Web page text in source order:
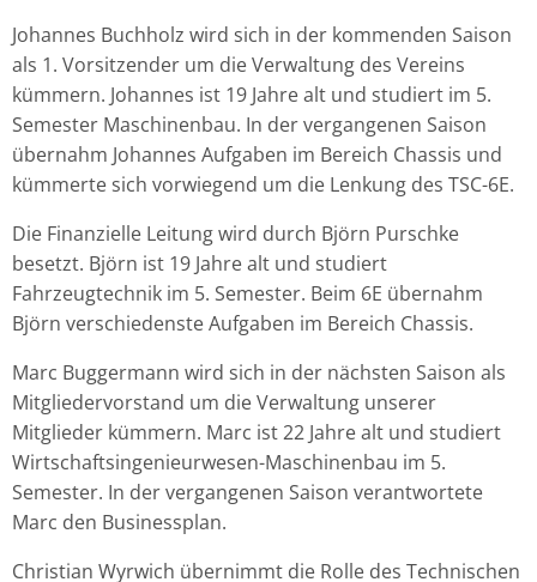
Johannes Buchholz wird sich in der kommenden Saison
als 1. Vorsitzender um die Verwaltung des Vereins
kümmern. Johannes ist 19 Jahre alt und studiert im 5.
Semester Maschinenbau. In der vergangenen Saison
übernahm Johannes Aufgaben im Bereich Chassis und
kümmerte sich vorwiegend um die Lenkung des TSC-6E.
Die Finanzielle Leitung wird durch Björn Purschke
besetzt. Björn ist 19 Jahre alt und studiert
Fahrzeugtechnik im 5. Semester. Beim 6E übernahm
Björn verschiedenste Aufgaben im Bereich Chassis.
Marc Buggermann wird sich in der nächsten Saison als
Mitgliedervorstand um die Verwaltung unserer
Mitglieder kümmern. Marc ist 22 Jahre alt und studiert
Wirtschaftsingenieurwesen-Maschinenbau im 5.
Semester. In der vergangenen Saison verantwortete
Marc den Businessplan.
Christian Wyrwich übernimmt die Rolle des Technischen